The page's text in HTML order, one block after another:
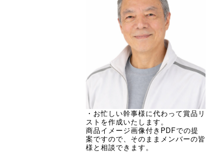
・お忙しい幹事様に代わって賞品リ
ストを作成いたします。
商品イメージ画像付きPDFでの提
案ですので、そのままメンバーの皆
様と相談できます。